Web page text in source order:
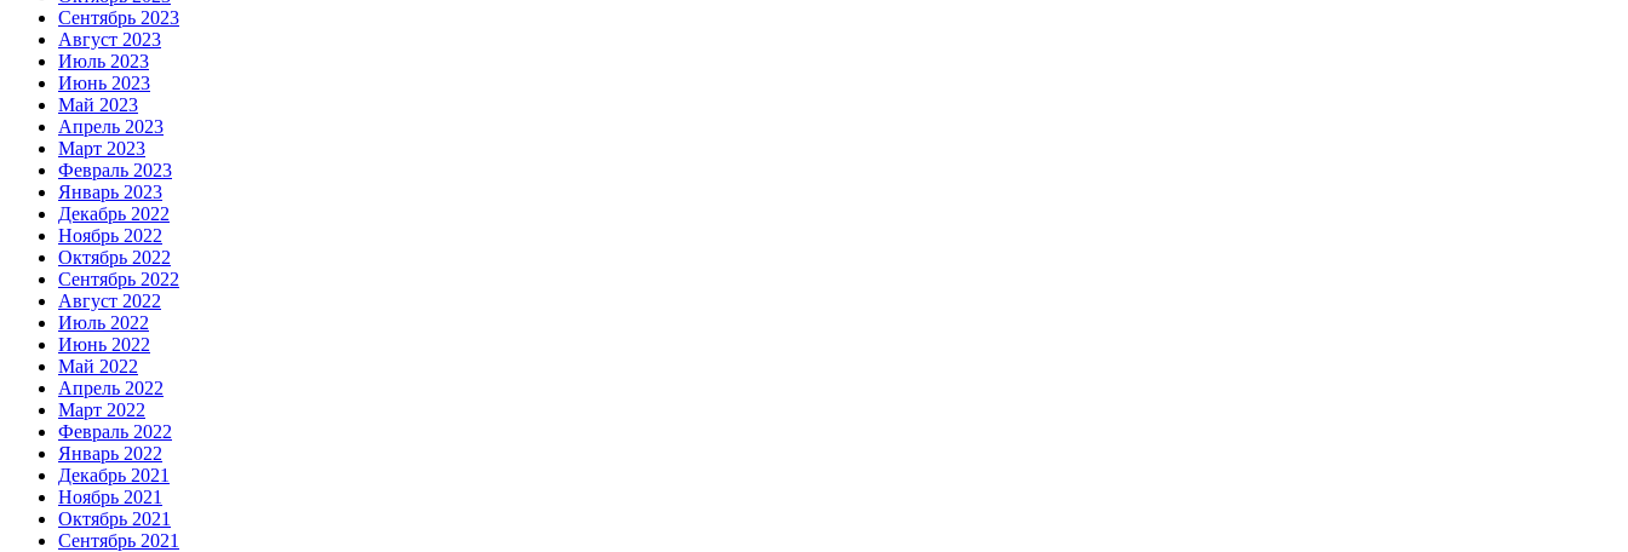
Сентябрь 2023
Август 2023
Июль 2023
Июнь 2023
Май 2023
Апрель 2023
Март 2023
Февраль 2023
Январь 2023
Декабрь 2022
Ноябрь 2022
Октябрь 2022
Сентябрь 2022
Август 2022
Июль 2022
Июнь 2022
Май 2022
Апрель 2022
Март 2022
Февраль 2022
Январь 2022
Декабрь 2021
Ноябрь 2021
Октябрь 2021
Сентябрь 2021